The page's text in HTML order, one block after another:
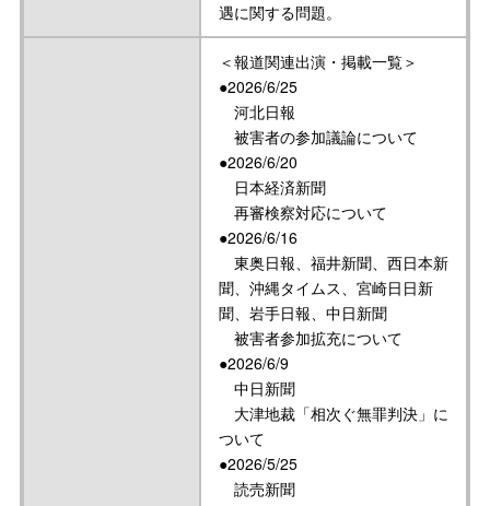
遇に関する問題。
＜報道関連出演・掲載一覧＞
●2026/6/25
河北日報
被害者の参加議論について
●2026/6/20
日本経済新聞
再審検察対応について
●2026/6/16
東奥日報、福井新聞、西日本新
聞、沖縄タイムス、宮崎日日新
聞、岩手日報、中日新聞
被害者参加拡充について
●2026/6/9
中日新聞
大津地裁「相次ぐ無罪判決」に
ついて
●2026/5/25
読売新聞